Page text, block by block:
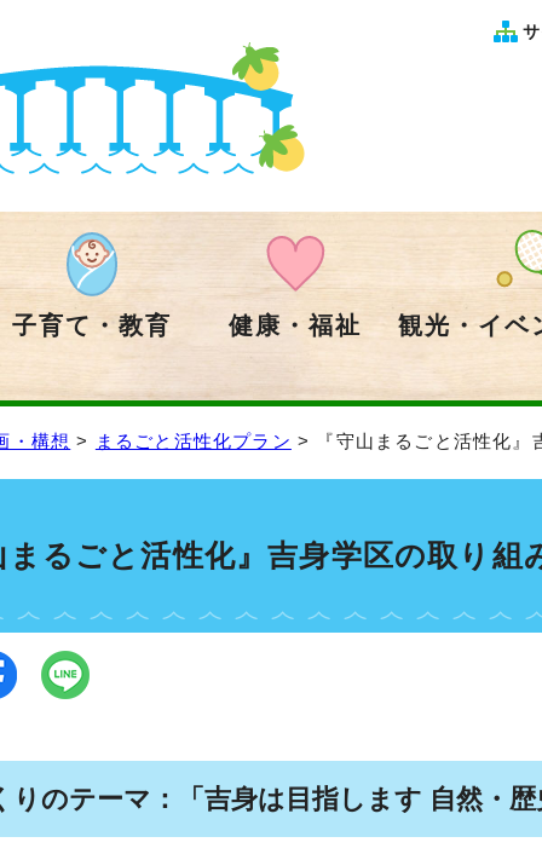
子育て・教育 健康・福祉 観光・イベ
・構想 > まるごと活性化プラン > 『守山まるごと活性化』
まるごと活性化』吉身学区の取り組
りのテーマ：「吉身は目指します 自然・